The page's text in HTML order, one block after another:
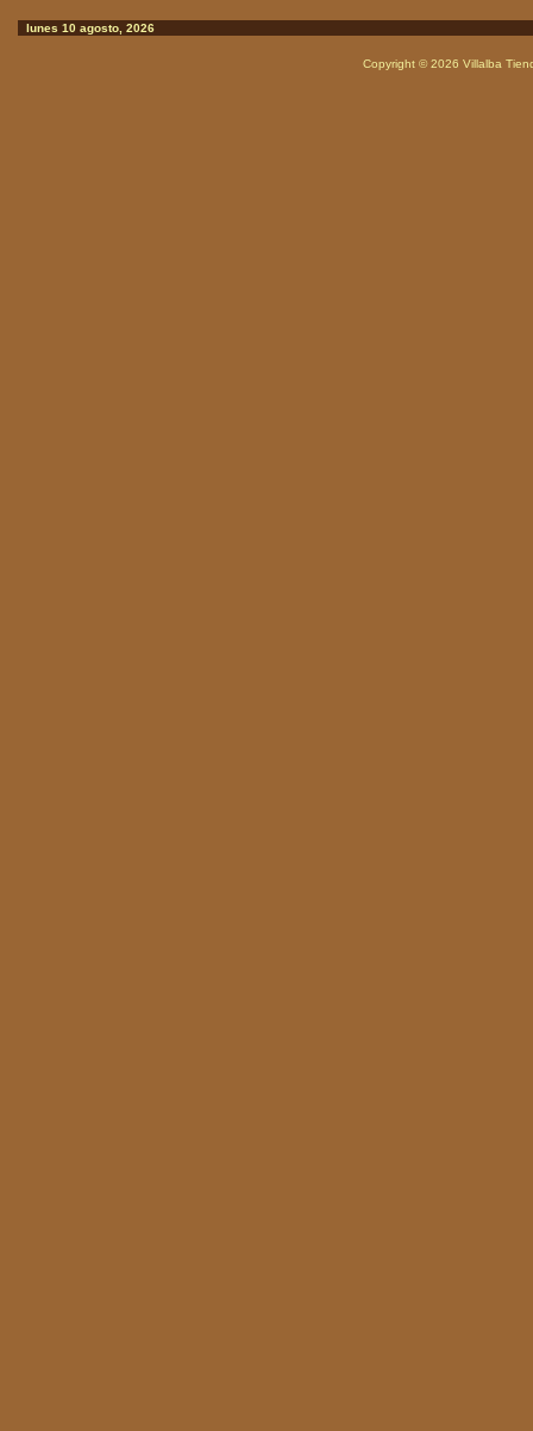
lunes 10 agosto, 2026
Copyright © 2026 Villalba